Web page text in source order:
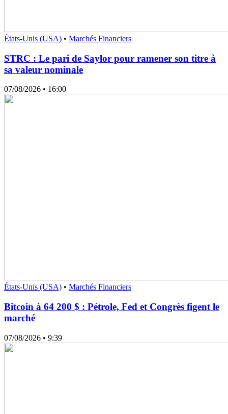
États-Unis (USA) • Marchés Financiers
STRC : Le pari de Saylor pour ramener son titre à
sa valeur nominale
07/08/2026 • 16:00
États-Unis (USA) • Marchés Financiers
Bitcoin à 64 200 $ : Pétrole, Fed et Congrès figent le
marché
07/08/2026 • 9:39